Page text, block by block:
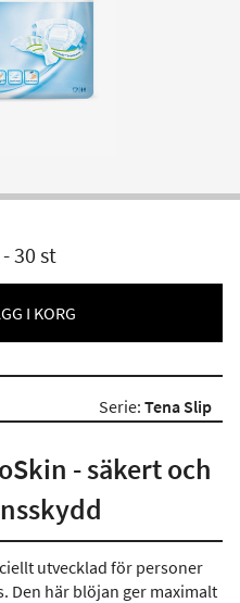
30 st
I KORG
Serie: Tena Slip
- säkert och
utvecklad för personer
Den här blöjan ger maximalt